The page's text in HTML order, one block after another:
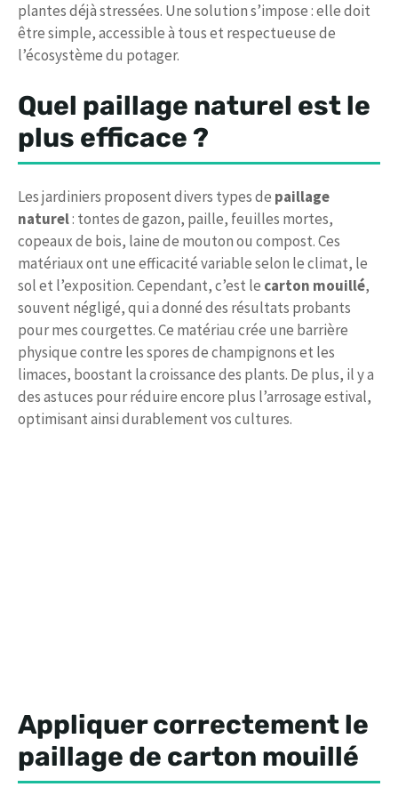
plantes déjà stressées. Une solution s’impose : elle doit
être simple, accessible à tous et respectueuse de
l’écosystème du potager.
Quel paillage naturel est le
plus efficace ?
Les jardiniers proposent divers types de paillage
naturel: tontes de gazon, paille, feuilles mortes,
copeaux de bois, laine de mouton ou compost. Ces
matériaux ont une efficacité variable selon le climat, le
sol et l’exposition. Cependant, c’est le carton mouillé,
souvent négligé, qui a donné des résultats probants
pour mes courgettes. Ce matériau crée une barrière
physique contre les spores de champignons et les
limaces, boostant la croissance des plants. De plus, il y a
des astuces pour réduire encore plus l’arrosage estival,
optimisant ainsi durablement vos cultures.
Appliquer correctement le
paillage de carton mouillé